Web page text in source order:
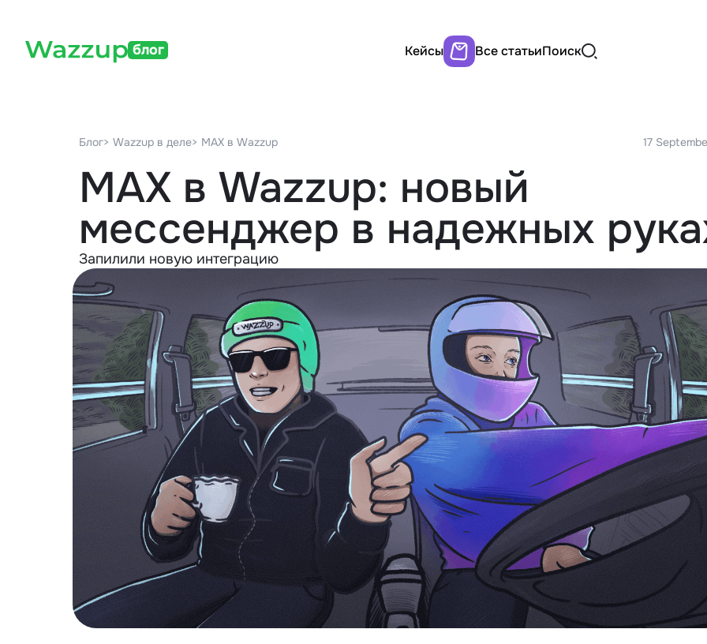
блог Кейсы Все статьиПоиск
Блог> Wazzup в деле> MAX в Wazzup 17
MAX в Wazzup: новый
мессенджер в надежных
Запилили новую интеграцию